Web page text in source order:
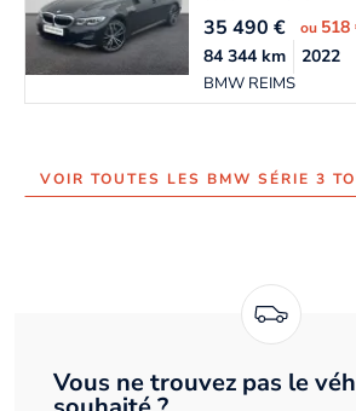
35 490€ ou
BMW REIMS
84 344km 2022
VOIR TOUTES LES BMW SÉRIE 3
Vous ne trouvez pas le